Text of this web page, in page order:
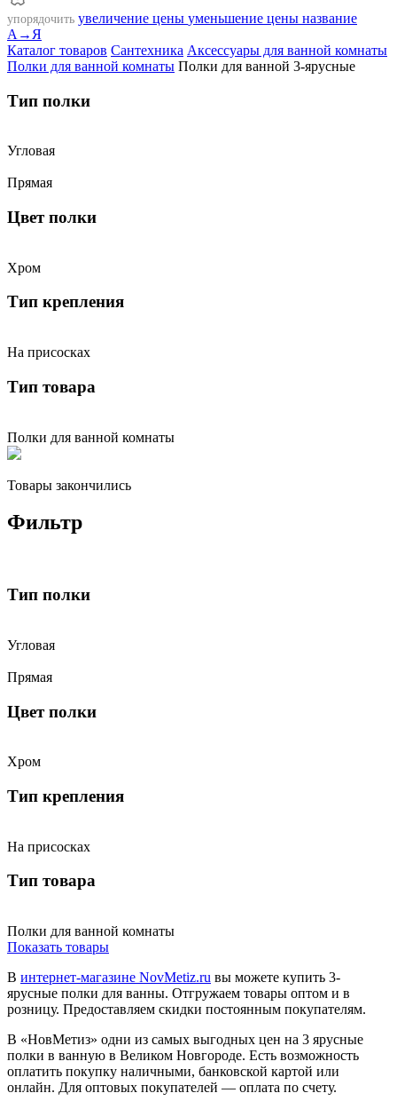
упорядочить увеличение цены уменьшение цены название
А→Я
Каталог товаров Сантехника Аксессуары для ванной комнаты
Полки для ванной комнаты Полки для ванной 3-ярусные
Тип полки
Угловая
Прямая
Цвет полки
Хром
Тип крепления
На присосках
Тип товара
Полки для ванной комнаты
Товары закончились
Фильтр
Тип полки
Угловая
Прямая
Цвет полки
Хром
Тип крепления
На присосках
Тип товара
Полки для ванной комнаты
Показать товары
В интернет-магазине NovMetiz.ru вы можете купить 3-
ярусные полки для ванны. Отгружаем товары оптом и в
розницу. Предоставляем скидки постоянным покупателям.
В «НовМетиз» одни из самых выгодных цен на 3 ярусные
полки в ванную в Великом Новгороде. Есть возможность
оплатить покупку наличными, банковской картой или
онлайн. Для оптовых покупателей — оплата по счету.